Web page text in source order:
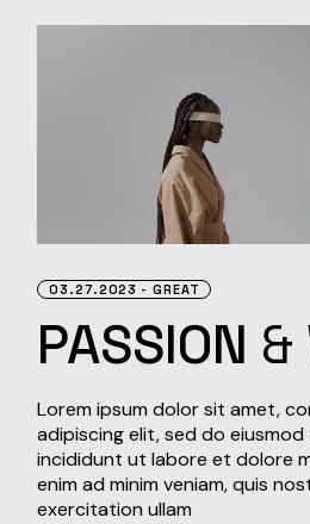
03.27.2023 GREAT
PASSION &
Lorem ipsum dolor sit amet,
adipiscing elit, sed do
incididunt ut labore et dolore
enim ad minim veniam, quis
exercitation ullam